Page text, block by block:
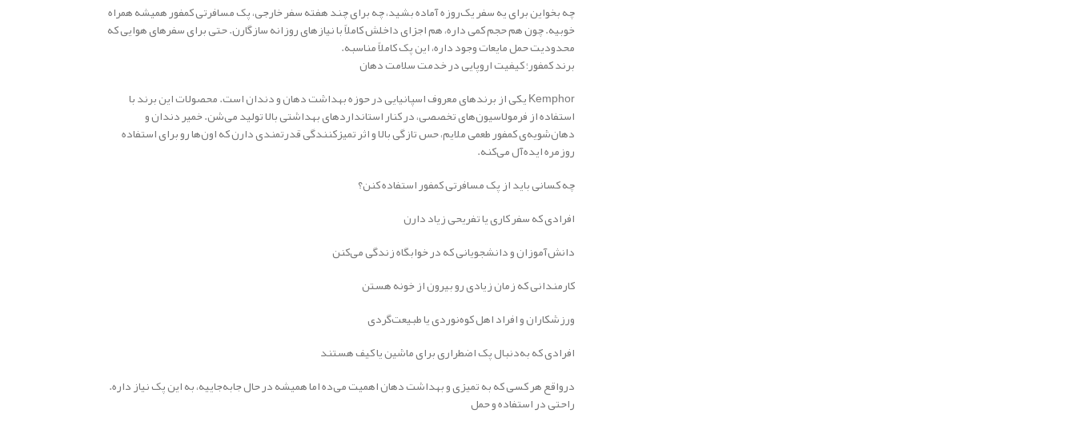
چه بخواین برای یه سفر یک‌روزه آماده بشید، چه برای چند هفته سفر خارجی، پک مسافرتی کمفور همیشه همراه
خوبیه. چون هم حجم کمی داره، هم اجزای داخلش کاملاً با نیازهای روزانه سازگارن. حتی برای سفرهای هوایی که
محدودیت حمل مایعات وجود داره، این پک کاملاً مناسبه.
برند کمفور؛ کیفیت اروپایی در خدمت سلامت دهان
Kemphor یکی از برندهای معروف اسپانیایی در حوزه بهداشت دهان و دندان است. محصولات این برند با
استفاده از فرمولاسیون‌های تخصصی، در کنار استانداردهای بهداشتی بالا تولید می‌شن. خمیر دندان و
دهان‌شویه‌ی کمفور طعمی ملایم، حس تازگی بالا و اثر تمیزکنندگی قدرتمندی دارن که اون‌ها رو برای استفاده
روزمره ایده‌آل می‌کنه.
چه کسانی باید از پک مسافرتی کمفور استفاده کنن؟
افرادی که سفر کاری یا تفریحی زیاد دارن
دانش‌آموزان و دانشجویانی که در خوابگاه زندگی می‌کنن
کارمندانی که زمان زیادی رو بیرون از خونه هستن
ورزشکاران و افراد اهل کوه‌نوردی یا طبیعت‌گردی
افرادی که به‌دنبال پک اضطراری برای ماشین یا کیف هستند
درواقع هر کسی که به تمیزی و بهداشت دهان اهمیت می‌ده اما همیشه در حال جابه‌جاییه، به این پک نیاز داره.
راحتی در استفاده و حمل